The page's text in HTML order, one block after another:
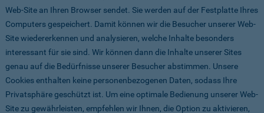
Web-Site an Ihren Browser sendet. Sie werden auf der Festplatte Ihres
Computers gespeichert. Damit können wir die Besucher unserer Web-
Site wiedererkennen und analysieren, welche Inhalte besonders
interessant für sie sind. Wir können dann die Inhalte unserer Sites
genau auf die Bedürfnisse unserer Besucher abstimmen. Unsere
Cookies enthalten keine personenbezogenen Daten, sodass Ihre
Privatsphäre geschützt ist. Um eine optimale Bedienung unserer Web-
Site zu gewährleisten, empfehlen wir Ihnen, die Option zu aktivieren,